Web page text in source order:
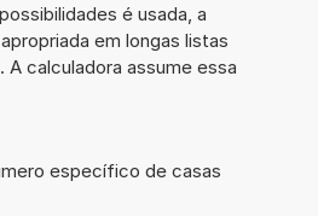
é usada, a
em longas listas
calculadora assume essa
específico de casas